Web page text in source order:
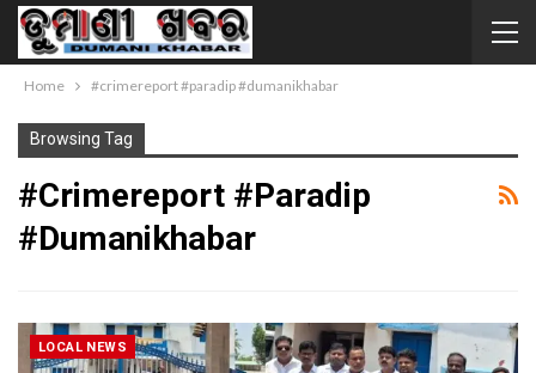
Home #crimereport #paradip #dumanikhabar
Browsing Tag
#crimereport #paradip
#dumanikhabar
LOCAL NEWS